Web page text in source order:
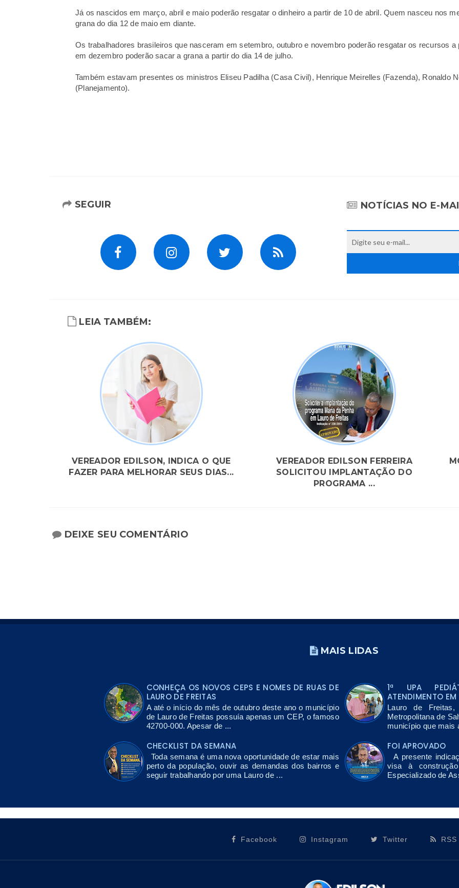
Já os nascidos em março, abril e maio poderão resgatar o dinheiro a partir de 10 de abril. Quem nasceu nos
grana do dia 12 de maio em diante.
Os trabalhadores brasileiros que nasceram em setembro, outubro e novembro poderão resgatar os recursos
em dezembro poderão sacar a grana a partir do dia 14 de julho.
Também estavam presentes os ministros Eliseu Padilha (Casa Civil), Henrique Meirelles (Fazenda), Ronaldo
(Planejamento).
SEGUIR NOTÍCIAS NO E-
LEIA TAMBÉM:
VEREADOR EDILSON, INDICA O QUE
FAZER PARA MELHORAR SEUS DIAS...
VEREADOR EDILSON FERREIRA
SOLICITOU IMPLANTAÇÃO DO
PROGRAMA ...
DEIXE SEU COMENTÁRIO
MAIS LIDAS
CONHEÇA OS NOVOS CEPS E NOMES DE RUAS DE
LAURO DE FREITAS
A até o início do mês de outubro deste ano o município
de Lauro de Freitas possuía apenas um CEP, o famoso
42700-000. Apesar de ...
1ª UPA
ATENDIMENTO EM
Lauro de
Metropolitana de
município que mais
CHECKLIST DA SEMANA
Toda semana é uma nova oportunidade de estar mais
perto da população, ouvir as demandas dos bairros e
seguir trabalhando por uma Lauro de ...
FOI APROVADO
A presente
visa à
Especializado de
Facebook Instagram Twitter RSS